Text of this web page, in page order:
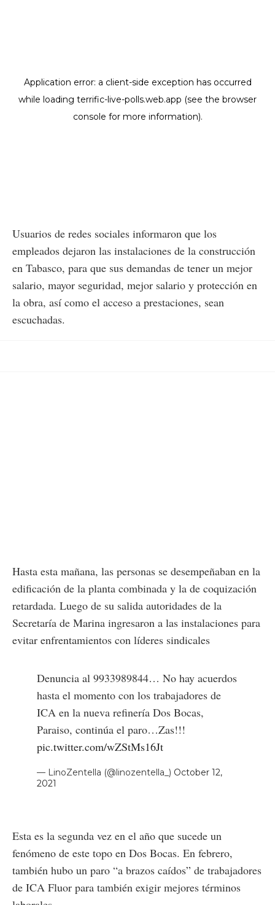
Usuarios de redes sociales informaron que los
empleados dejaron las instalaciones de la construcción
en Tabasco, para que sus demandas de tener un mejor
salario, mayor seguridad, mejor salario y protección en
la obra, así como el acceso a prestaciones, sean
escuchadas.
Hasta esta mañana, las personas se desempeñaban en la
edificación de la planta combinada y la de coquización
retardada. Luego de su salida autoridades de la
Secretaría de Marina ingresaron a las instalaciones para
evitar enfrentamientos con líderes sindicales
Denuncia al 9933989844… No hay acuerdos
hasta el momento con los trabajadores de
ICA en la nueva refinería Dos Bocas,
Paraiso, continúa el paro…Zas!!!
pic.twitter.com/wZStMs16Jt
— LinoZentella (@linozentella_) October 12,
2021
Esta es la segunda vez en el año que sucede un
fenómeno de este topo en Dos Bocas. En febrero,
también hubo un paro “a brazos caídos” de trabajadores
de ICA Fluor para también exigir mejores términos